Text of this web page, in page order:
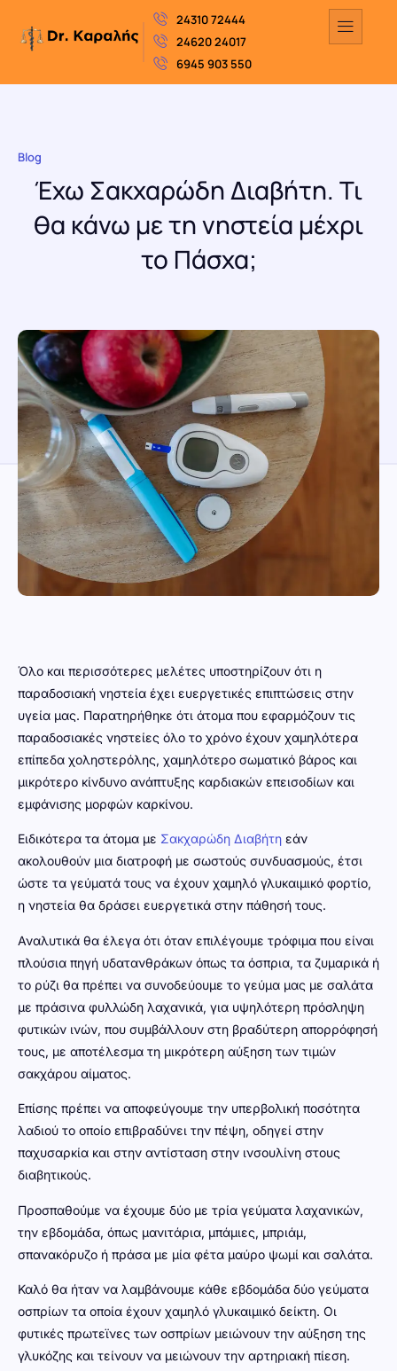
24310 72444
24620 24017
6945 903 550
Blog
Έχω Σακχαρώδη Διαβήτη. Τι
θα κάνω με τη νηστεία μέχρι
το Πάσχα;
Όλο και περισσότερες μελέτες υποστηρίζουν ότι η
παραδοσιακή νηστεία έχει ευεργετικές επιπτώσεις στην
υγεία μας. Παρατηρήθηκε ότι άτομα που εφαρμόζουν τις
παραδοσιακές νηστείες όλο το χρόνο έχουν χαμηλότερα
επίπεδα χοληστερόλης, χαμηλότερο σωματικό βάρος και
μικρότερο κίνδυνο ανάπτυξης καρδιακών επεισοδίων και
εμφάνισης μορφών καρκίνου.
Ειδικότερα τα άτομα με Σακχαρώδη Διαβήτη εάν
ακολουθούν μια διατροφή με σωστούς συνδυασμούς, έτσι
ώστε τα γεύματά τους να έχουν χαμηλό γλυκαιμικό φορτίο,
η νηστεία θα δράσει ευεργετικά στην πάθησή τους.
Αναλυτικά θα έλεγα ότι όταν επιλέγουμε τρόφιμα που είναι
πλούσια πηγή υδατανθράκων όπως τα όσπρια, τα ζυμαρικά ή
το ρύζι θα πρέπει να συνοδεύουμε το γεύμα μας με σαλάτα
με πράσινα φυλλώδη λαχανικά, για υψηλότερη πρόσληψη
φυτικών ινών, που συμβάλλουν στη βραδύτερη απορρόφησή
τους, με αποτέλεσμα τη μικρότερη αύξηση των τιμών
σακχάρου αίματος.
Επίσης πρέπει να αποφεύγουμε την υπερβολική ποσότητα
λαδιού το οποίο επιβραδύνει την πέψη, οδηγεί στην
παχυσαρκία και στην αντίσταση στην ινσουλίνη στους
διαβητικούς.
Προσπαθούμε να έχουμε δύο με τρία γεύματα λαχανικών,
την εβδομάδα, όπως μανιτάρια, μπάμιες, μπριάμ,
σπανακόρυζο ή πράσα με μία φέτα μαύρο ψωμί και σαλάτα.
Καλό θα ήταν να λαμβάνουμε κάθε εβδομάδα δύο γεύματα
οσπρίων τα οποία έχουν χαμηλό γλυκαιμικό δείκτη. Οι
φυτικές πρωτεϊνες των οσπρίων μειώνουν την αύξηση της
γλυκόζης και τείνουν να μειώνουν την αρτηριακή πίεση.